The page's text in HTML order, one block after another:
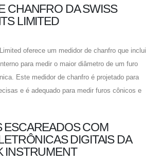
CHANFRO DA SWISS
LIMITED
oferece um medidor de chanfro que inclui
para medir o maior diâmetro de um furo
Este medidor de chanfro é projetado para
e é adequado para medir furos cônicos e
ESCAREADOS COM
DIGITAIS DA
INSTRUMENT